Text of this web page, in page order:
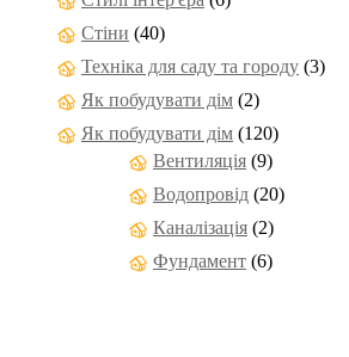
Стіни (40)
Техніка для саду та городу (3)
Як побудувати дім (2)
Як побудувати дім (120)
Вентиляція (9)
Водопровід (20)
Каналізація (2)
Фундамент (6)